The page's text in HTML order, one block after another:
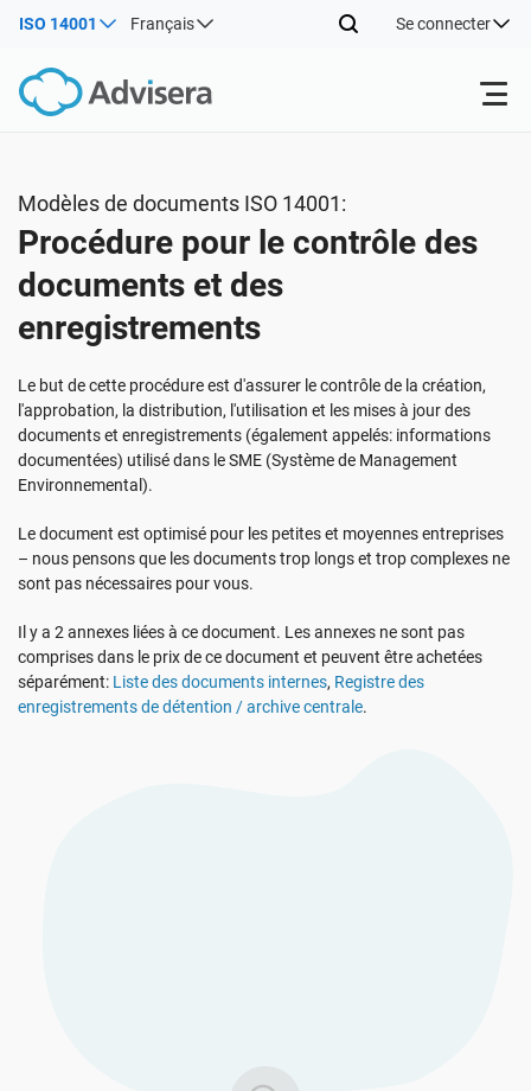
ISO 14001 Français Se connecter
ISO 27001
NIS2
DORA
ISO 42001
RGPD UE
ISO 9001
ISO 14001
Ressources gratuites
Par type
Par où commencer
Autre
Industries
Consultants
Entreprises informatiques et SaaS
Infrastructures essentielles
Fabrication
Transport et distribution
À propos de nous
Nous contacter
Voir La Démo
Modèles de documents ISO 14001:
Procédure pour le contrôle des
documents et des
enregistrements
Le but de cette procédure est d'assurer le contrôle de la création,
l'approbation, la distribution, l'utilisation et les mises à jour des
documents et enregistrements (également appelés: informations
documentées) utilisé dans le SME (Système de Management
Environnemental).
Le document est optimisé pour les petites et moyennes entreprises
– nous pensons que les documents trop longs et trop complexes ne
sont pas nécessaires pour vous.
Il y a 2 annexes liées à ce document. Les annexes ne sont pas
comprises dans le prix de ce document et peuvent être achetées
séparément: Liste des documents internes, Registre des
enregistrements de détention / archive centrale.